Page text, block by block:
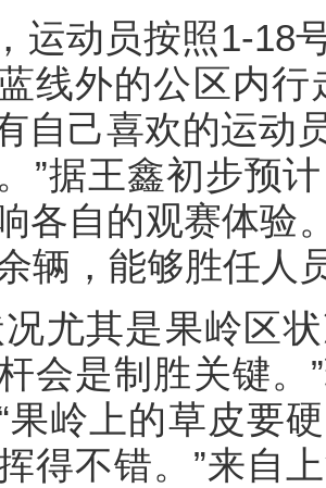
运动员按照1-18
线外的公区内
自己喜欢的运动
”据王鑫初步预
各自的观赛体验
辆，能够胜任人
况尤其是果岭区
会是制胜关键
果岭上的草皮要
得不错。”来自